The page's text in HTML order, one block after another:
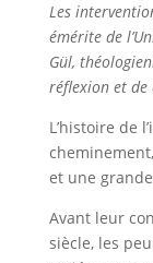
Les
émérite de
Gül,
réflexion et de
L’histoire de
et une
Avant leur
siècle, les